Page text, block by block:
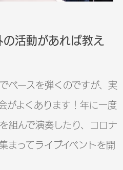
活動があれば教え
ベースを弾くのですが、実
がよくあります！年に一度
組んで演奏したり、コロナ
まってライブイベントを開